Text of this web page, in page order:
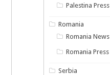
Palestina Press
Romania
Romania News
Romania Press
Serbia